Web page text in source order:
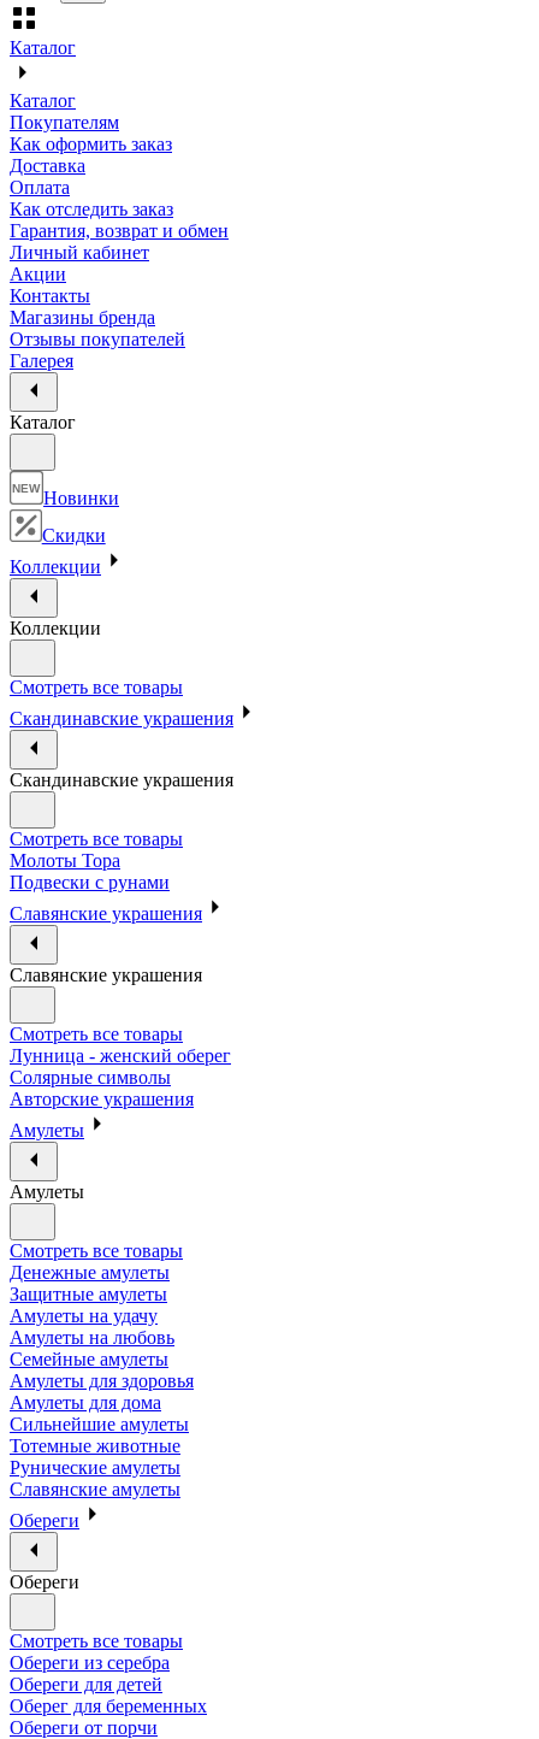
Каталог
Каталог
Покупателям
Как оформить заказ
Доставка
Оплата
Как отследить заказ
Гарантия, возврат и обмен
Личный кабинет
Акции
Контакты
Магазины бренда
Отзывы покупателей
Галерея
Каталог
NEW Новинки
Скидки
Коллекции
Коллекции
Смотреть все товары
Скандинавские украшения
Скандинавские украшения
Смотреть все товары
Молоты Тора
Подвески с рунами
Славянские украшения
Славянские украшения
Смотреть все товары
Лунница - женский оберег
Солярные символы
Авторские украшения
Амулеты
Амулеты
Смотреть все товары
Денежные амулеты
Защитные амулеты
Амулеты на удачу
Амулеты на любовь
Семейные амулеты
Амулеты для здоровья
Амулеты для дома
Сильнейшие амулеты
Тотемные животные
Рунические амулеты
Славянские амулеты
Обереги
Обереги
Смотреть все товары
Обереги из серебра
Обереги для детей
Оберег для беременных
Обереги от порчи